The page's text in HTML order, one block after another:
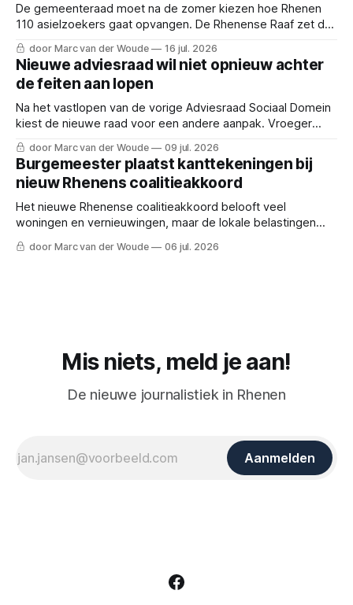
De gemeenteraad moet na de zomer kiezen hoe Rhenen
110 asielzoekers gaat opvangen. De Rhenense Raaf zet de
dilemma's en de vier scenario's op een rij.
door Marc van der Woude 16 jul. 2026
Nieuwe adviesraad wil niet opnieuw achter
de feiten aan lopen
Na het vastlopen van de vorige Adviesraad Sociaal Domein
kiest de nieuwe raad voor een andere aanpak. Vroeger
meepraten en inwoners nadrukkelijker betrekken.
door Marc van der Woude 09 jul. 2026
Burgemeester plaatst kanttekeningen bij
nieuw Rhenens coalitieakkoord
Het nieuwe Rhenense coalitieakkoord belooft veel
woningen en vernieuwingen, maar de lokale belastingen
stijgen en burgemeester Kaai geeft een waarschuwing af.
door Marc van der Woude 06 jul. 2026
Mis niets, meld je aan!
De nieuwe journalistiek in Rhenen
Aanmelden